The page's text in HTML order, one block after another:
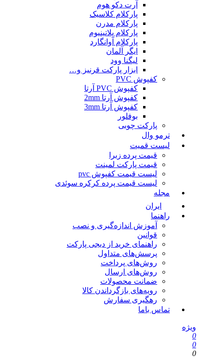
آرت دکو هوم
پارکلام کلاسیک
پارکلام مدرن
پارکلام پلاتینیوم
پارکلام آوانگارد
ایگر آلمان
لیگنا وود
ابزار پارکت قرنیز و…
کفپوش PVC
کفپوش PVC آرتا
کفپوش آرتا 2mm
کفپوش آرتا 3mm
بوفلور
پارکت چوبی
ترمو وال
لیست قمیت
قیمت پرده زبرا
قیمت پارکت لمینت
لیست قیمت کفپوش pvc
لیست قیمت پرده کرکره سوئدی
مجله
ایران
راهنما
آموزش اندازه‌گیری و نصب
قوانین
راهنمای خرید از دیجی پارکت
پرسش‌های متداول
روش‌های پرداخت
روش‌های ارسال
ضمانت محصولات
رویه‌های بازگرداندن کالا
رهگیری سفارش
تماس باما
ویژه
0
0
0